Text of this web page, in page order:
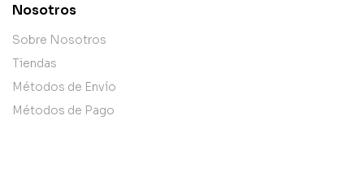
Nosotros
Sobre Nosotros
Tiendas
Métodos de Envío
Métodos de Pago